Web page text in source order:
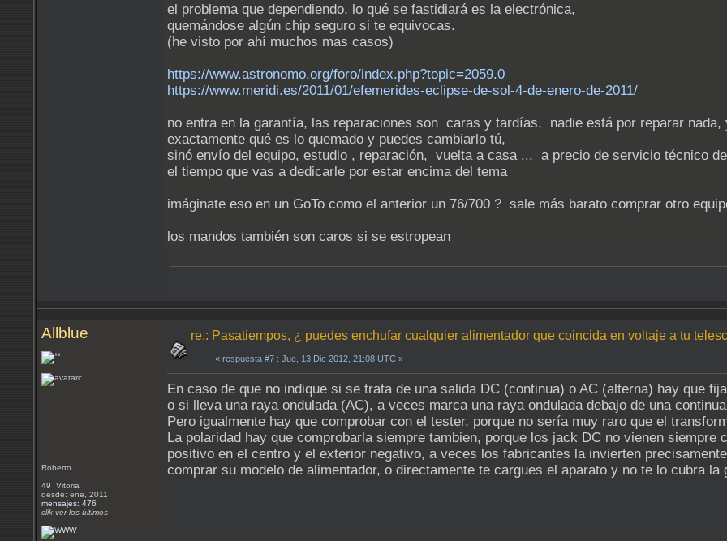
el problema que dependiendo, lo qué se fastidiará es la electrónica,
quemándose algún chip seguro si te equivocas.
(he visto por ahí muchos mas casos)
https://www.astronomo.org/foro/index.php?topic=2059.0
https://www.meridi.es/2011/01/efemerides-eclipse-de-sol-4-de-enero-de-2011/
no entra en la garantía, las reparaciones son caras y tardías, nadie está por reparar
exactamente qué es lo quemado y puedes cambiarlo tú,
sinó envío del equipo, estudio , reparación, vuelta a casa ... a precio de servicio técnico
el tiempo que vas a dedicarle por estar encima del tema
imáginate eso en un GoTo como el anterior un 76/700 ? sale más barato comprar otro
los mandos también son caros si se estropean
Allblue
Roberto
49 Vitoria
desde: ene, 2011
mensajes: 476
clik ver los últimos
re.: Pasatiempos, ¿ puedes enchufar cualquier alimentador que coincida en voltaje a tu
« respuesta #7 : Jue, 13 Dic 2012, 21:08 UTC »
En caso de que no indique si se trata de una salida DC (continua) o AC (alterna) hay que
o si lleva una raya ondulada (AC), a veces marca una raya ondulada debajo de una
Pero igualmente hay que comprobar con el tester, porque no sería muy raro que el
La polaridad hay que comprobarla siempre tambien, porque los jack DC no vienen
positivo en el centro y el exterior negativo, a veces los fabricantes la invierten
comprar su modelo de alimentador, o directamente te cargues el aparato y no te lo cubra